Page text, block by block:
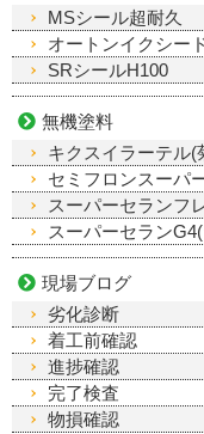
MSシール超耐久
オートンイクシー
SRシールH100
無機塗料
キクスイラーテル(
セミフロンスーパ
スーパーセランフ
スーパーセラン
現場ブログ
劣化診断
着工前確認
進捗確認
完了検査
物損確認